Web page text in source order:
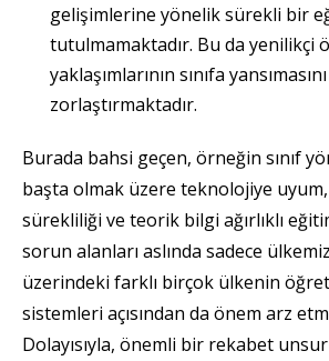
gelişimlerine yönelik sürekli bir
tutulmamaktadır. Bu da yenilikçi
yaklaşımlarının sınıfa yansımasını
zorlaştırmaktadır.
Burada bahsi geçen, örneğin sınıf
başta olmak üzere teknolojiye
sürekliliği ve teorik bilgi ağırlıklı
sorun alanları aslında sadece
üzerindeki farklı birçok ülkenin
sistemleri açısından da önem arz
Dolayısıyla, önemli bir rekabet